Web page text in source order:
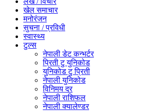
खेल समाचार
मनोरंजन
सुचना / प्रविधी
स्वास्थ्य
टुल्स
नेपाली डेट कन्भर्टर
प्रिती टु युनिकोड
युनिकोड टु प्रिती
नेपाली युनिकोड
विनिमय दर
नेपाली राशिफल
नेपाली क्यालेण्डर